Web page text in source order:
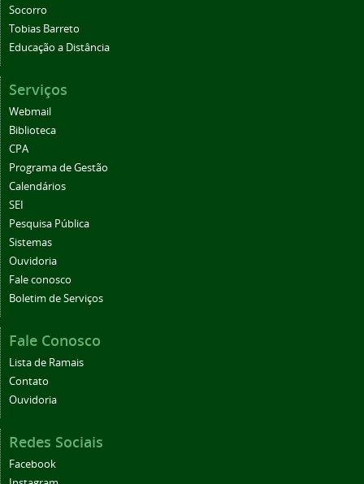
Socorro
Tobias Barreto
Educação a Distância
Serviços
Webmail
Biblioteca
CPA
Programa de Gestão
Calendários
SEI
Pesquisa Pública
Sistemas
Ouvidoria
Fale conosco
Boletim de Serviços
Fale Conosco
Lista de Ramais
Contato
Ouvidoria
Redes Sociais
Facebook